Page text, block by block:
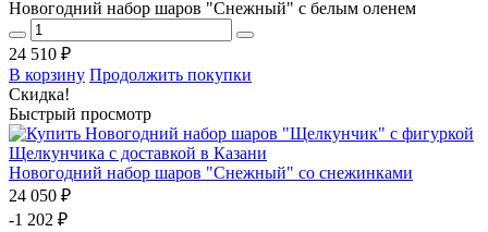
Новогодний набор шаров "Снежный" с белым оленем
24 510 ₽
В корзину Продолжить покупки
Скидка!
Быстрый просмотр
Новогодний набор шаров "Снежный" со снежинками
24 050 ₽
-1 202 ₽